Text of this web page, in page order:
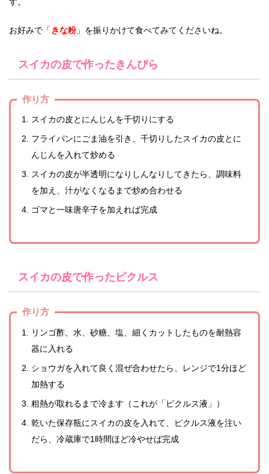
お好みで「 きな粉」を振りかけて食べてみてくださいね。
スイカの皮で作ったきんぴら
作り方
スイカの皮とにんじんを千切りにする
フライパンにごま油を引き、千切りしたスイカの皮とに
んじんを入れて炒める
スイカの皮が半透明になりしんなりしてきたら、調味料
を加え、汁がなくなるまで炒め合わせる
ゴマと一味唐辛子を加えれば完成
スイカの皮で作ったピクルス
作り方
リンゴ酢、水、砂糖、塩、細くカットしたものを耐熱容
器に入れる
ショウガを入れて良く混ぜ合わせたら、レンジで1分ほど
加熱する
粗熱が取れるまで冷ます（これが「ピクルス液」）
乾いた保存瓶にスイカの皮を入れて、ピクルス液を注い
だら、冷蔵庫で1時間ほど冷やせば完成